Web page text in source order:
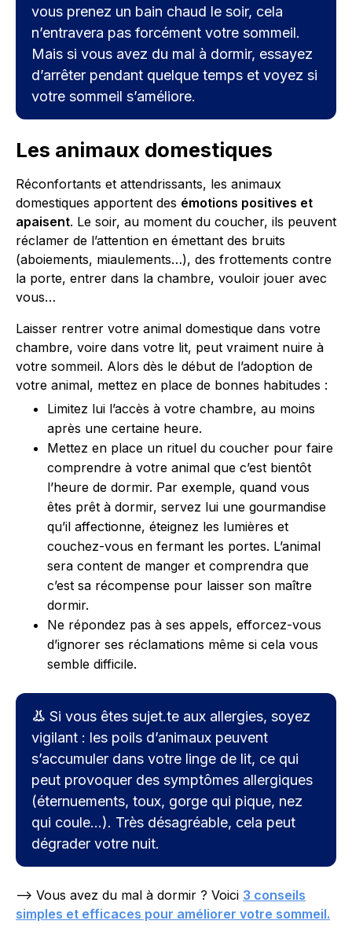
vous prenez un bain chaud le soir, cela
n’entravera pas forcément votre sommeil.
Mais si vous avez du mal à dormir, essayez
d’arrêter pendant quelque temps et voyez si
votre sommeil s’améliore.
Les animaux domestiques
Réconfortants et attendrissants, les animaux
domestiques apportent des émotions positives et
apaisent. Le soir, au moment du coucher, ils peuvent
réclamer de l’attention en émettant des bruits
(aboiements, miaulements…), des frottements contre
la porte, entrer dans la chambre, vouloir jouer avec
vous…
Laisser rentrer votre animal domestique dans votre
chambre, voire dans votre lit, peut vraiment nuire à
votre sommeil. Alors dès le début de l’adoption de
votre animal, mettez en place de bonnes habitudes :
Limitez lui l’accès à votre chambre, au moins
après une certaine heure.
Mettez en place un rituel du coucher pour faire
comprendre à votre animal que c’est bientôt
l’heure de dormir. Par exemple, quand vous
êtes prêt à dormir, servez lui une gourmandise
qu’il affectionne, éteignez les lumières et
couchez-vous en fermant les portes. L’animal
sera content de manger et comprendra que
c’est sa récompense pour laisser son maître
dormir.
Ne répondez pas à ses appels, efforcez-vous
d’ignorer ses réclamations même si cela vous
semble difficile.
👃 Si vous êtes sujet.te aux allergies, soyez
vigilant : les poils d’animaux peuvent
s’accumuler dans votre linge de lit, ce qui
peut provoquer des symptômes allergiques
(éternuements, toux, gorge qui pique, nez
qui coule…). Très désagréable, cela peut
dégrader votre nuit.
--> Vous avez du mal à dormir ? Voici 3 conseils
simples et efficaces pour améliorer votre sommeil.